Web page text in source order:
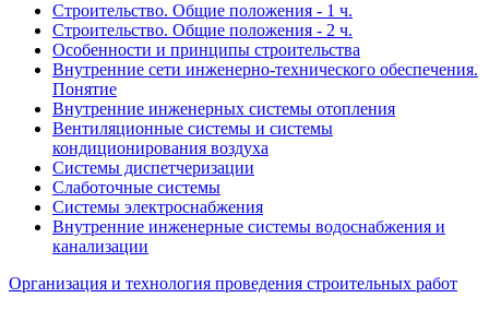
Строительство. Общие положения - 1 ч.
Строительство. Общие положения - 2 ч.
Особенности и принципы строительства
Внутренние сети инженерно-технического обеспечения.
Понятие
Внутренние инженерных системы отопления
Вентиляционные системы и системы
кондиционирования воздуха
Системы диспетчеризации
Слаботочные системы
Системы электроснабжения
Внутренние инженерные системы водоснабжения и
канализации
Организация и технология проведения строительных работ